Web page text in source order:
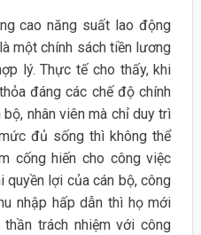
cao năng suất lao động
một chính sách tiền lương
lý. Thực tế cho thấy, khi
đáng các chế độ chính
nhân viên mà chỉ duy trì
đủ sống thì không thể
cống hiến cho công việc
lợi của cán bộ, công
nhập hấp dẫn thì họ mới
trách nhiệm với công